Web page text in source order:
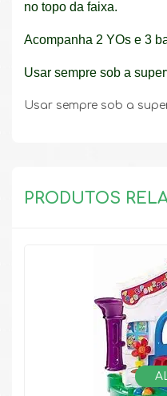
no topo da faixa.
Acompanha 2 YOs e 3
Usar sempre sob a
Usar sempre sob a
PRODUTOS